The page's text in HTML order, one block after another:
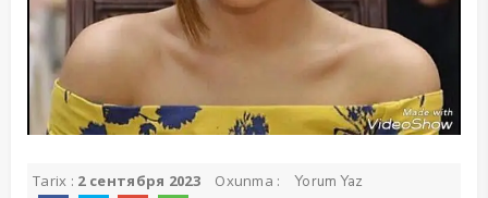
Tarix : 2 сентября 2023 Oxunma : Yorum Yaz